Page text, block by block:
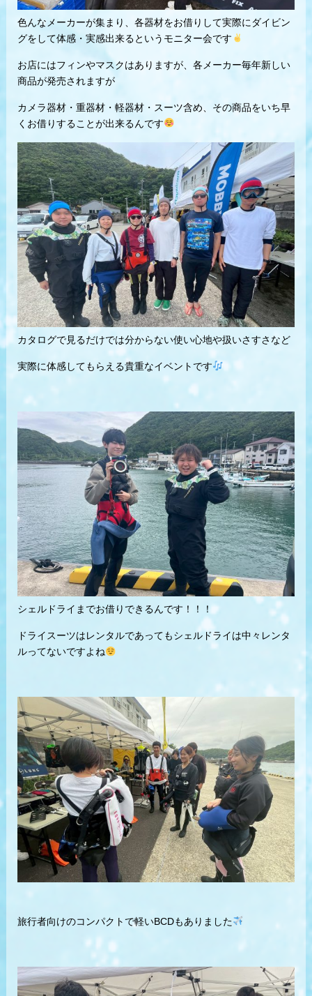
色んなメーカーが集まり、各器材をお借りして実際にダイビン
グをして体感・実感出来るというモニター会です
お店にはフィンやマスクはありますが、各メーカー毎年新しい
商品が発売されますが
カメラ器材・重器材・軽器材・スーツ含め、その商品をいち早
くお借りすることが出来るんです
カタログで見るだけでは分からない使い心地や扱いさすさなど
実際に体感してもらえる貴重なイベントです
シェルドライまでお借りできるんです！！！
ドライスーツはレンタルであってもシェルドライは中々レンタ
ルってないですよね
旅行者向けのコンパクトで軽いBCDもありました